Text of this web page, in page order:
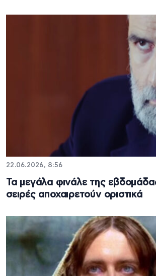
22.06.2026, 8:56
Τα μεγάλα φινάλε της
σειρές αποχαιρετούν οριστικά